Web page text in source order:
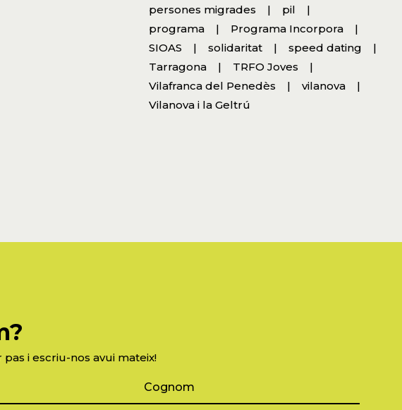
persones migrades
pil
programa
Programa Incorpora
SIOAS
solidaritat
speed dating
Tarragona
TRFO Joves
Vilafranca del Penedès
vilanova
Vilanova i la Geltrú
i escriu-nos avui mateix!